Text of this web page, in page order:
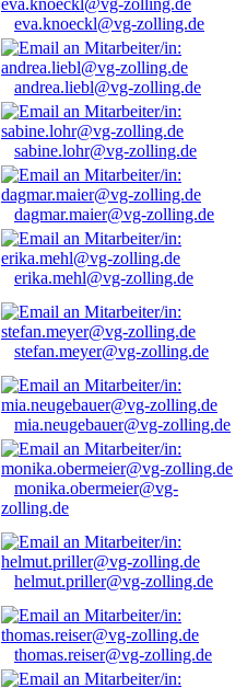
eva.knoeckl@vg-zolling.de
andrea.liebl@vg-zolling.de
sabine.lohr@vg-zolling.de
dagmar.maier@vg-zolling.de
erika.mehl@vg-zolling.de
stefan.meyer@vg-zolling.de
mia.neugebauer@vg-zolling.de
monika.obermeier@vg-
zolling.de
helmut.priller@vg-zolling.de
thomas.reiser@vg-zolling.de